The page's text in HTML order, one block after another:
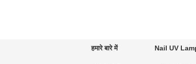
हमारे बारे में Nail UV